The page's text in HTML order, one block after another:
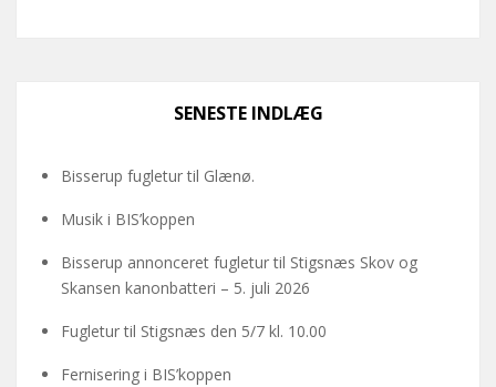
SENESTE INDLÆG
Bisserup fugletur til Glænø.
Musik i BIS’koppen
Bisserup annonceret fugletur til Stigsnæs Skov og
Skansen kanonbatteri – 5. juli 2026
Fugletur til Stigsnæs den 5/7 kl. 10.00
Fernisering i BIS’koppen